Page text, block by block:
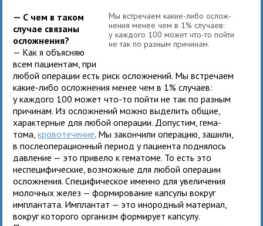
Мы встре­чаем какие-либо ослож­
не­ния менее чем в 1% слу­чаев:
у каж­дого 100 может что-то пойти
не так по раз­ным при­чи­нам.
— С чем в таком
слу­чае свя­заны
осложнения?
— Как я объ­яс­няю
всем паци­ен­там, при
любой опе­ра­ции есть риск ослож­не­ний. Мы встре­чаем
какие-либо ослож­не­ния менее чем в 1% слу­чаев:
у каж­дого 100 может что-то пойти не так по раз­ным
при­чи­нам. Из ослож­не­ний можно выде­лить общие,
харак­тер­ные для любой опе­ра­ции. Допустим, гема­
тома,кро­во­те­че­ние. Мы закон­чили опе­ра­цию, зашили,
в после­опе­ра­ци­он­ный период у паци­ента под­ня­лось
дав­ле­ние — это при­вело к гема­томе. То есть это
неспе­ци­фи­че­ские, воз­мож­ные для любой опе­ра­ции
ослож­не­ния. Специфическое именно для уве­ли­че­ния
молоч­ных желез — фор­ми­ро­ва­ние кап­сулы вокруг
имплан­тата. Имплантат — это ино­род­ный мате­риал,
вокруг кото­рого орга­низм фор­ми­рует кап­сулу.